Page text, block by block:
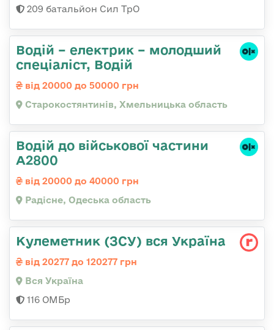
209 батальйон Сил ТрО
Водій – електрик – молодший
спеціаліст, Водій
від 20000 до 50000 грн
Старокостянтинів, Хмельницька область
Водій до військової частини
А2800
від 20000 до 40000 грн
Радісне, Одеська область
Кулеметник (ЗСУ) вся Україна
від 20277 до 120277 грн
Вся Україна
116 ОМБр